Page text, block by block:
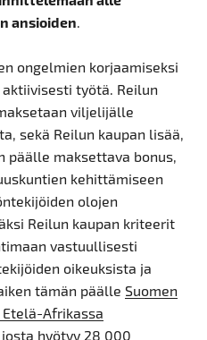
ansioiden.
ongelmien korjaamiseksi
työtä. Reilun
viljelijälle
sekä Reilun kaupan lisää,
päälle maksettava bonus,
kehittämiseen
olojen
Reilun kaupan kriteerit
vastuullisesti
oikeuksista ja
tämän päälle Suomen
Afrikassa
josta hyötyy 28 000